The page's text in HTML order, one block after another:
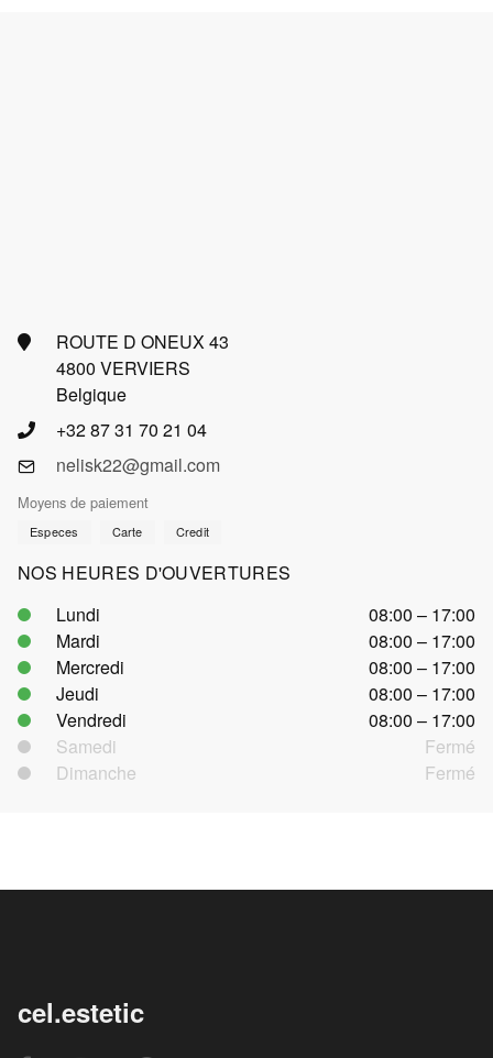
ROUTE D ONEUX 43
4800 VERVIERS
Belgique
+32 87 31 70 21 04
nelisk22@gmail.com
Moyens de paiement
Especes Carte Credit
NOS HEURES D'OUVERTURES
Lundi
08:00 – 17:00
Mardi
08:00 – 17:00
Mercredi
08:00 – 17:00
Jeudi
08:00 – 17:00
Vendredi
08:00 – 17:00
Samedi
Fermé
Dimanche
Fermé
cel.estetic